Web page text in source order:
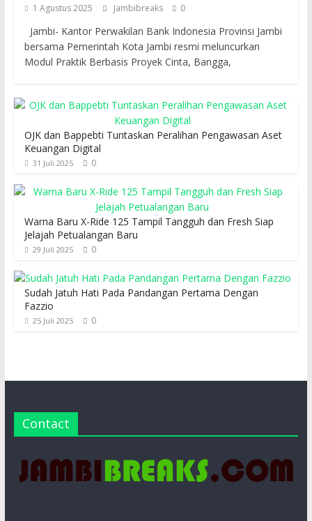
1 Agustus 2025 Jambibreaks 0
Jambi- Kantor Perwakilan Bank Indonesia Provinsi Jambi
bersama Pemerintah Kota Jambi resmi meluncurkan
Modul Praktik Berbasis Proyek Cinta, Bangga,
OJK dan Bappebti Tuntaskan Peralihan Pengawasan Aset
Keuangan Digital
31 Juli 2025 0
Warna Baru X-Ride 125 Tampil Tangguh dan Fresh Siap
Jelajah Petualangan Baru
29 Juli 2025 0
Sudah Jatuh Hati Pada Pandangan Pertama Dengan
Fazzio
25 Juli 2025 0
Contact